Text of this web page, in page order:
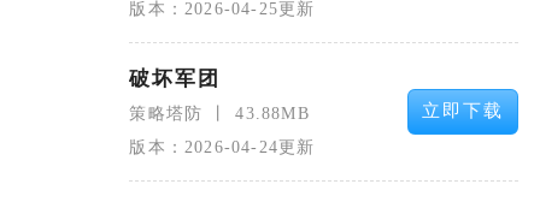
版本：2026-04-25更新
破坏军团
策略塔防
43.88MB
版本：2026-04-24更新
立即下载